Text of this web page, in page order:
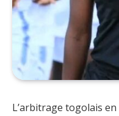
L’arbitrage togolais